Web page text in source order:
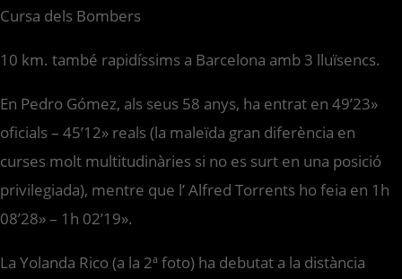
Cursa dels Bombers
10 km. també rapidíssims a Barcelona amb 3 lluïsencs.
En Pedro Gómez, als seus 58 anys, ha entrat en 49’23»
oficials – 45’12» reals (la maleïda gran diferència en
curses molt multitudinàries si no es surt en una posició
privilegiada), mentre que l’ Alfred Torrents ho feia en 1h
08’28» – 1h 02’19».
La Yolanda Rico (a la 2ª foto) ha debutat a la distància